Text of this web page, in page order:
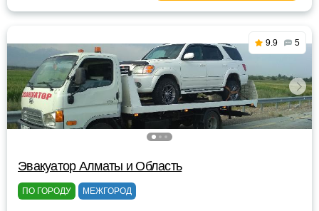
9.9 5
Эвакуатор Алматы и Область
ПО ГОРОДУ МЕЖГОРОД